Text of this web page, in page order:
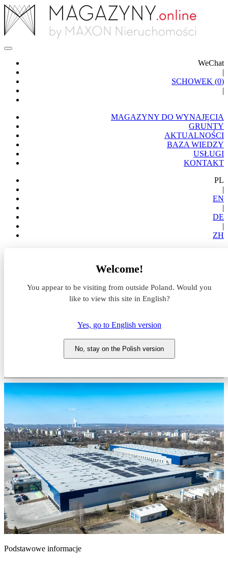
WeChat
|
SCHOWEK (0)
|
MAGAZYNY DO WYNAJĘCIA
GRUNTY
AKTUALNOŚCI
BAZA WIEDZY
USŁUGI
KONTAKT
PL
|
EN
|
DE
|
ZH
Welcome!
You appear to be visiting from outside Poland. Would you
like to view this site in English?
Yes, go to English version
No, stay on the Polish version
Panattoni Park Sosnowiec IV
Panattoni Park Sosnowiec IV
Śląskie, Sosnowiec
Podstawowe informacje